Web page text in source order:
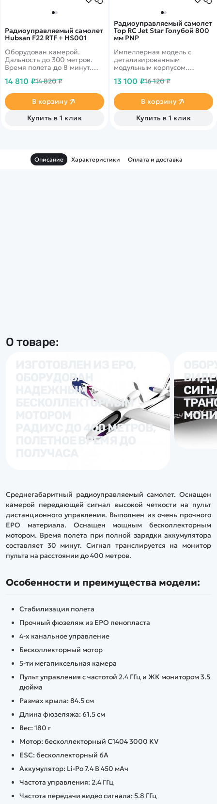
Радиоуправляемый самолет
Hubsan F22 RTF + HS001
Оборудован камерой.
Дальность до 300 метров.
Время полета до 8 минут.
Автоматический взлет.
14 810 ₽14 820 ₽
В корзину
Купить в 1 клик
Радиоуправляемый самолет
Top RC Jet Star Голубой 800
мм PNP
Импеллерная модель с
детализированным
модульным корпусом.
Бесколлекторный мотор.
13 100 ₽16 120 ₽
В корзину
Купить в 1 клик
Описание Характеристики Оплата и доставка
О товаре:
ОБОРУДОВАН
НАДЕЖНЫМ
БЕСКОЛЛЕКТОРНЫМ
РАДИУС ДО 400 МЕТРОВ,
ПОЛЕТНОЕ ВРЕМЯ ДО
Среднегабаритный радиоуправляемый самолет. Оснащен
камерой передающей сигнал высокой четкости на пульт
дистанционного управления. Выполнен из очень прочного
EPO материала. Оснащен мощным бесколлекторным
мотором. Время полета при полной зарядки аккумулятора
составляет 30 минут. Сигнал транслируется на монитор
пульта на расстоянии до 400 метров.
Особенности и преимущества модели:
Стабилизация полета
Прочный фюзеляж из EPO пенопласта
4-х канальное управление
Бесколлекторный мотор
5-ти мегапиксельная камера
Пульт управления с частотой 2.4 ГГц и ЖК монитором 3.5
дюйма
Размах крыла: 84.5 см
Длина фюзеляжа: 61.5 см
Вес: 180 г
Мотор: бесколлекторный С1404 3000 KV
ESC: бесколлекторный 6А
Аккумулятор: Li-Po 7.4 В 450 мАч
Частота управления: 2.4 ГГц
Частота передачи видео сигнала: 5.8 ГГц